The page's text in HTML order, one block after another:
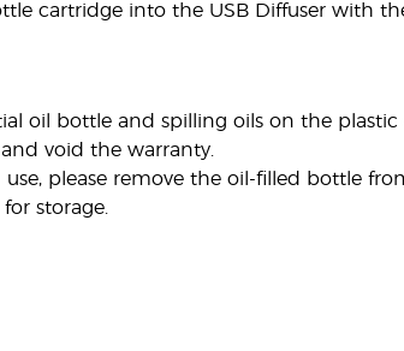
cartridge into the USB Diffuser with
oil bottle and spilling oils on the
void the warranty.
use, please remove the oil-filled bottle
storage.